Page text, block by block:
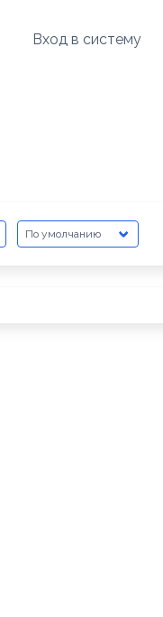
Вход в систему